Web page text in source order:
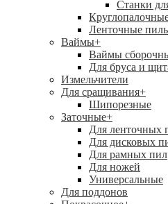
Станки
Ленточные
Ваймы+
Ваймы
Для бруса и
Измельчители
Для сращивания+
Шипорезные
Заточные+
Для ленточных
Для дисковых
Для рамных пил
Для ножей
Универсальные
Для поддонов